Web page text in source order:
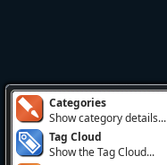
Categories
Show category details...
Tag Cloud
Show the Tag Cloud...